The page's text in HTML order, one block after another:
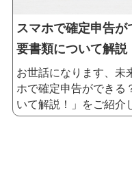
敷金礼金
不動産会社
火災保険
独身女性
資金計画
家庭内別居
離婚公正証書
ひとり
e-Tax
フリーランス
スマホで確定申告
要書類について解説
お世話になります、未
ホで確定申告ができる
いて解説！」をご紹介